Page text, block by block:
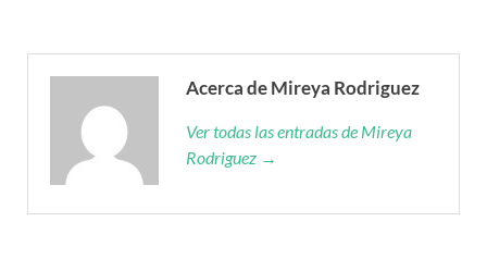
Acerca de Mireya Rodriguez
Ver todas las entradas de Mireya
Rodriguez →